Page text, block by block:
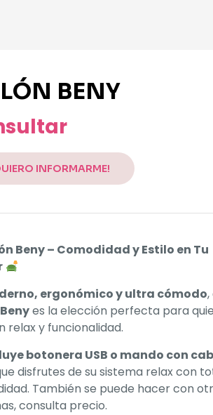
BENY
INFORMARME!
Beny – Comodidad y Estilo en Tu
ergonómico y ultra cómodo,
es la elección perfecta para
relax y funcionalidad.
botonera USB o mando con
disfrutes de su sistema relax con
También se puede hacer con
consulta precio.